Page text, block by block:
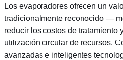
Los evaporadores ofrecen un
tradicionalmente reconocido —
reducir los costos de tratamiento
utilización circular de recursos.
avanzadas e inteligentes